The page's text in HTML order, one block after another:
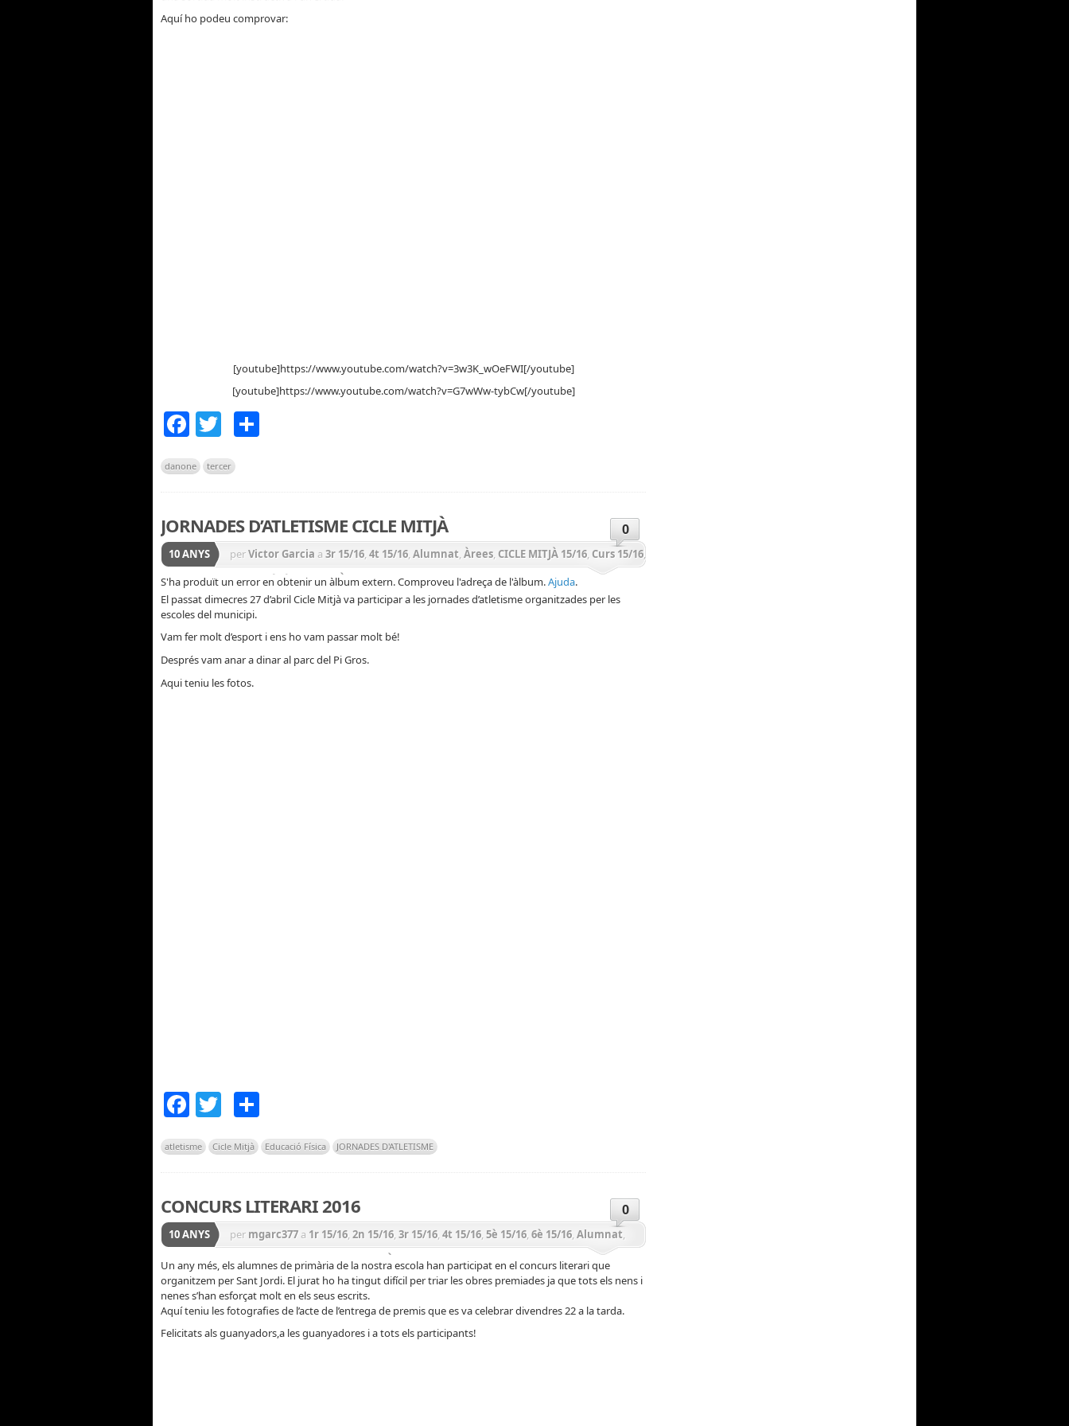
Aquí ho podeu comprovar:
[youtube]https://www.youtube.com/watch?v=3w3K_wOeFWI[/youtube]
[youtube]https://www.youtube.com/watch?v=G7wWw-tybCw[/youtube]
Facebook
Twitter
danone tercer
JORNADES D’ATLETISME CICLE MITJÀ 0
10 ANYS perVictor Garcia a 3r 15/16, 4t 15/16, Alumnat, Àrees, CICLE MITJÀ 15/16, Curs 15/16,
Educació Física, PRIMÀRIA 15/16 Sortides
S'ha produït un error en obtenir un àlbum extern. Comproveu l'adreça de l'àlbum.Ajuda.
El passat dimecres 27 d’abril Cicle Mitjà va participar a les jornades d’atletisme organitzades per les
escoles del municipi.
Vam fer molt d’esport i ens ho vam passar molt bé!
Després vam anar a dinar al parc del Pi Gros.
Aqui teniu les fotos.
Facebook
Twitter
atletisme Cicle Mitjà Educació Física JORNADES D'ATLETISME
CONCURS LITERARI 2016 0
10 ANYS per mgarc377 a 1r 15/16, 2n 15/16, 3r 15/16, 4t 15/16, 5è 15/16, 6è 15/16, Alumnat,
CICLE INICIAL 15/16
CICLE MITJÀ 15/16 CICLE SUPERIOR 15/16 Curs 15/16
Festes
escolars,Llengua,PRIMÀRIA 15/16
Un any més, els alumnes de primària de la nostra escola han participat en el concurs literari que
organitzem per Sant Jordi. El jurat ho ha tingut difícil per triar les obres premiades ja que tots els nens i
nenes s’han esforçat molt en els seus escrits.
Aquí teniu les fotografies de l’acte de l’entrega de premis que es va celebrar divendres 22 a la tarda.
Felicitats als guanyadors,a les guanyadores i a tots els participants!